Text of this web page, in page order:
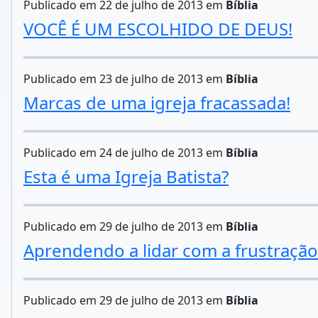
Publicado em 22 de julho de 2013 em Bíblia
VOCÊ É UM ESCOLHIDO DE DEUS!
Publicado em 23 de julho de 2013 em Bíblia
Marcas de uma igreja fracassada!
Publicado em 24 de julho de 2013 em Bíblia
Esta é uma Igreja Batista?
Publicado em 29 de julho de 2013 em Bíblia
Aprendendo a lidar com a
Publicado em 29 de julho de 2013 em Bíblia